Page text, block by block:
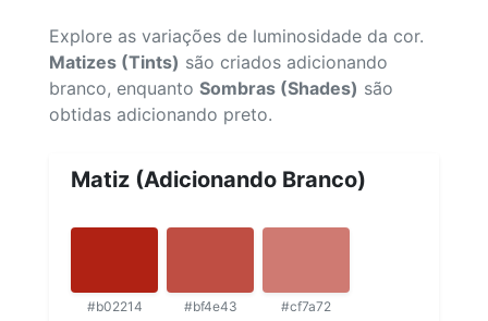
Explore as variações de luminosidade da cor.
Matizes (Tints) são criados adicionando
branco, enquanto Sombras (Shades) são
obtidas adicionando preto.
Matiz (Adicionando Branco)
#b02214 #bf4e43 #cf7a72